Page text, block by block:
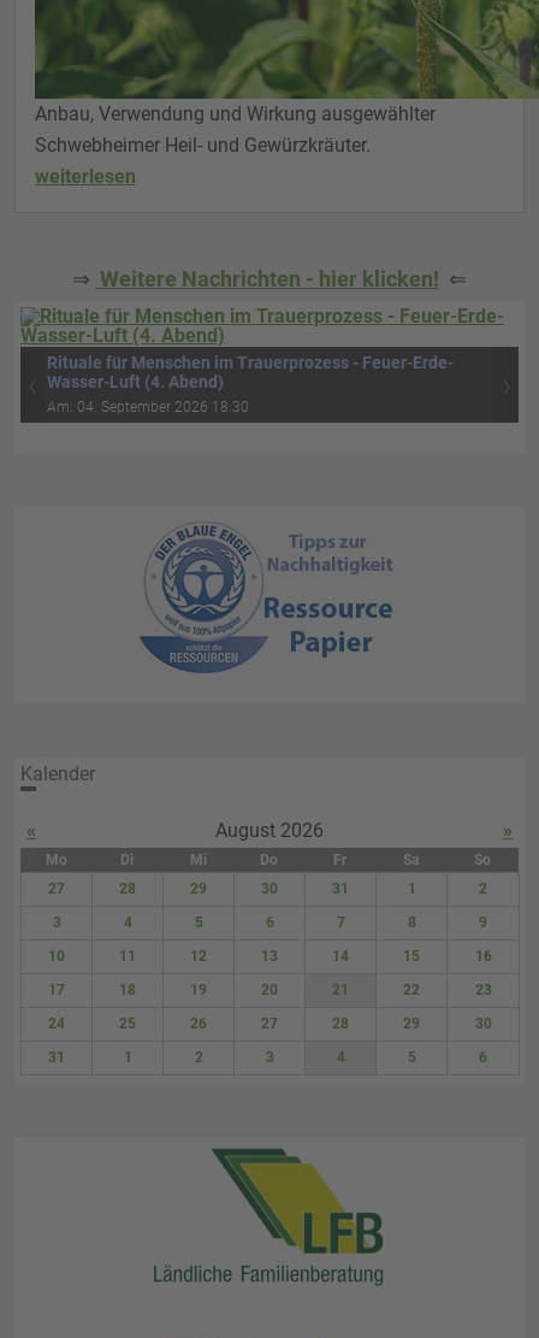
Anbau, Verwendung und Wirkung ausgewählter
Schwebheimer Heil- und Gewürzkräuter.
weiterlesen
⇒ Weitere Nachrichten - hier klicken! ⇐
Rituale für Menschen im Trauerprozess - Feuer-Erde-
Wasser-Luft (4. Abend)
Am: 04. September 2026 18:30
‹ ›
Kalender
« August 2026 »
Mo Di Mi Do Fr Sa
So
27
28 29 30 31 1
2
3
4 5 6 7 8
9
10
11 12 13 14 15
16
17
18 19 20 21 22
23
24
25 26 27 28 29
30
31
1 2 3 4 5 6